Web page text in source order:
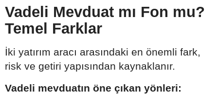
Vadeli Mevduat mı Fon mu?
Temel Farklar
İki yatırım aracı arasındaki en önemli fark,
risk ve getiri yapısından kaynaklanır.
Vadeli mevduatın öne çıkan yönleri: